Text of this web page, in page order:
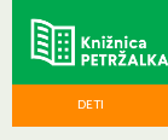
DETI